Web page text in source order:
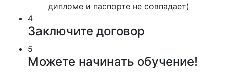
дипломе и паспорте не совпадает)
4
Заключите договор
5
Можете начинать обучение!